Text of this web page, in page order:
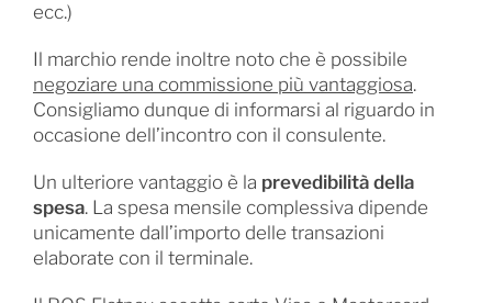
ecc.)
Il marchio rende inoltre noto che è possibile
negoziare una commissione più vantaggiosa.
Consigliamo dunque di informarsi al riguardo in
occasione dell’incontro con il consulente.
Un ulteriore vantaggio è la prevedibilità della
spesa. La spesa mensile complessiva dipende
unicamente dall’importo delle transazioni
elaborate con il terminale.